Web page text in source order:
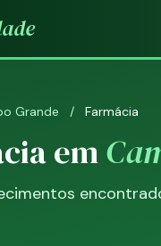
Grande / Farmácia
em